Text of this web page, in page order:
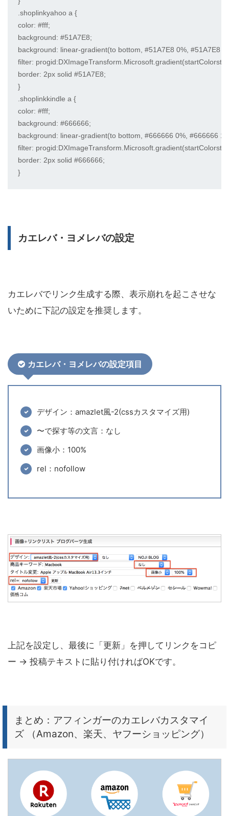
.shoplinkyahoo a {
color: #fff;
background: #51A7E8;
background: linear-gradient(to bottom, #51A7E8 0%, #51A7E8
filter:
border: 2px solid #51A7E8;
}
.shoplinkkindle a {
color: #fff;
background: #666666;
background: linear-gradient(to bottom, #666666 0%, #666666
filter:
border: 2px solid #666666;
}
カエレバ・ヨメレバの設定
カエレバでリンク生成する際、表示崩れを起こさせな
いために下記の設定を推奨します。
カエレバ・ヨメレバの設定項目
デザイン：amazlet風-2(cssカスタマイズ用)
〜で探す等の文言：なし
画像小：100%
rel：nofollow
上記を設定し、最後に「更新」を押してリンクをコピ
ー → 投稿テキストに貼り付ければOKです。
まとめ：アフィンガーのカエレバカスタマイ
ズ （Amazon、楽天、ヤフーショッピング）